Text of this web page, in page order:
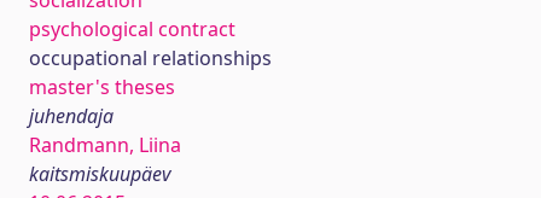
psychological contract
occupational relationships
master's theses
juhendaja
Randmann, Liina
kaitsmiskuupäev